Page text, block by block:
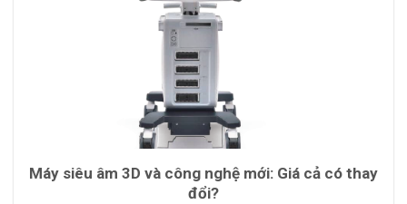
Máy siêu âm 3D và công nghệ mới: Giá cả có thay
đổi?